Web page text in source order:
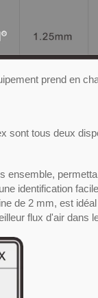
prend en
sont tous deux
ensemble,
identification
de 2 mm, est
flux d'air dans